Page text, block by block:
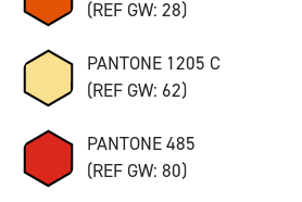
(REF GW: 28)
PANTONE 1205 C
(REF GW: 62)
PANTONE 485
(REF GW: 80)